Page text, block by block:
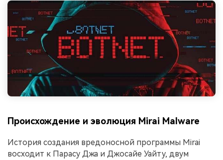
Происхождение и эволюция Mirai Malware
История создания вредоносной программы Mirai
восходит к Парасу Джа и Джосайе Уайту, двум